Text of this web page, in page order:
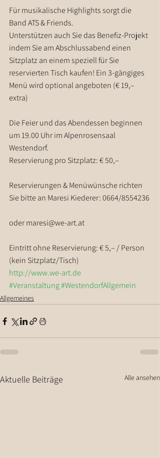
Für musikalische Highlights sorgt die
Band ATS & Friends.
Unterstützen auch Sie das Benefiz-Projekt
indem Sie am Abschlussabend einen
Sitzplatz an einem speziell für Sie
reservierten Tisch kaufen! Ein 3-gängiges
Menü wird optional angeboten (€ 19,–
extra)
Die Feier und das Abendessen beginnen
um 19.00 Uhr im Alpenrosensaal
Westendorf.
Reservierung pro Sitzplatz: € 50,–
Reservierungen & Menüwünsche richten
Sie bitte an Maresi Kiederer: 0664/8554236
oder maresi@we-art.at
Eintritt ohne Reservierung: € 5,– / Person
(kein Sitzplatz/Tisch)
http://www.we-art.de
#Veranstaltung#WestendorfAllgemein
Allgemeines
Aktuelle Beiträge Alle ansehen